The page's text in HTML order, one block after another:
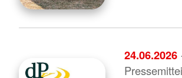
24.06.2026 ·